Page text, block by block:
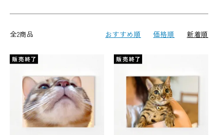
全2商品 おすすめ順 価格順 新着順